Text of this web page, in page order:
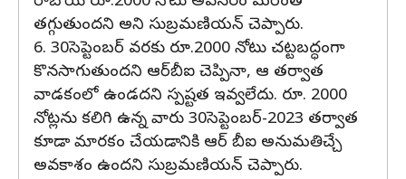
తగ్గుతుందని అని సుబ్రమణియన్ చెప్పారు.
6. 30సెప్టెంబర్ వరకు రూ.2000 నోటు చట్టబద్ధంగా
కొనసాగుతుందని ఆర్‌బీఐ చెప్పినా, ఆ తర్వాత
వాడకంలో ఉండదని స్పష్టత ఇవ్వలేదు. రూ. 2000
నోట్లను కలిగి ఉన్న వారు 30సెప్టెంబర్-2023 తర్వాత
కూడా మారకం చేయడానికి ఆర్ బీఐ అనుమతిచ్చే
అవకాశం ఉందని సుబ్రమణియన్ చెప్పారు.